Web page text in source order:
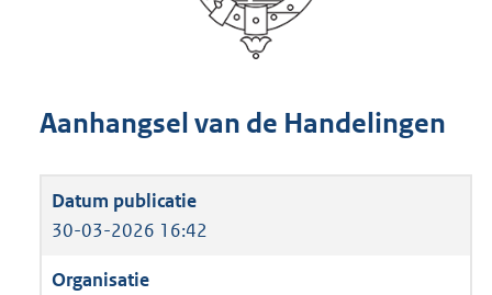
Aanhangsel van de Handelingen
30-03-2026 16:42